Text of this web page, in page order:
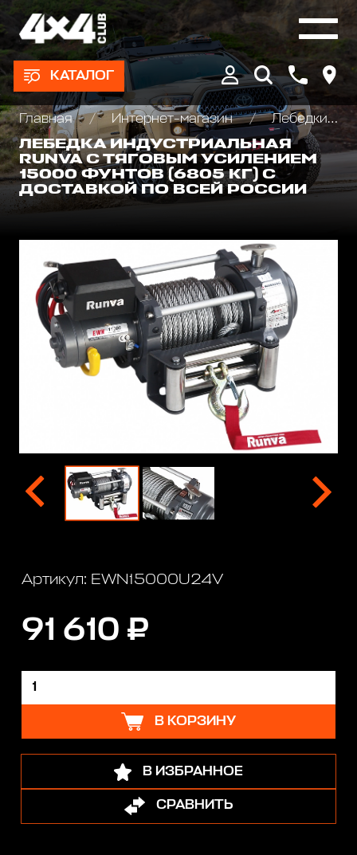
КАТАЛОГ
Главная Интернет-магазин
Лебедки автомобильные, для квадроциклов и эвакуаторов
ЛЕБЕДКА ИНДУСТРИАЛЬНАЯ
RUNVA С ТЯГОВЫМ УСИЛЕНИЕМ
15000 ФУНТОВ (6805 КГ) С
ДОСТАВКОЙ ПО ВСЕЙ РОССИИ
Артикул: EWN15000U24V
91 610 ₽
В КОРЗИНУ
В ИЗБРАННОЕ
СРАВНИТЬ